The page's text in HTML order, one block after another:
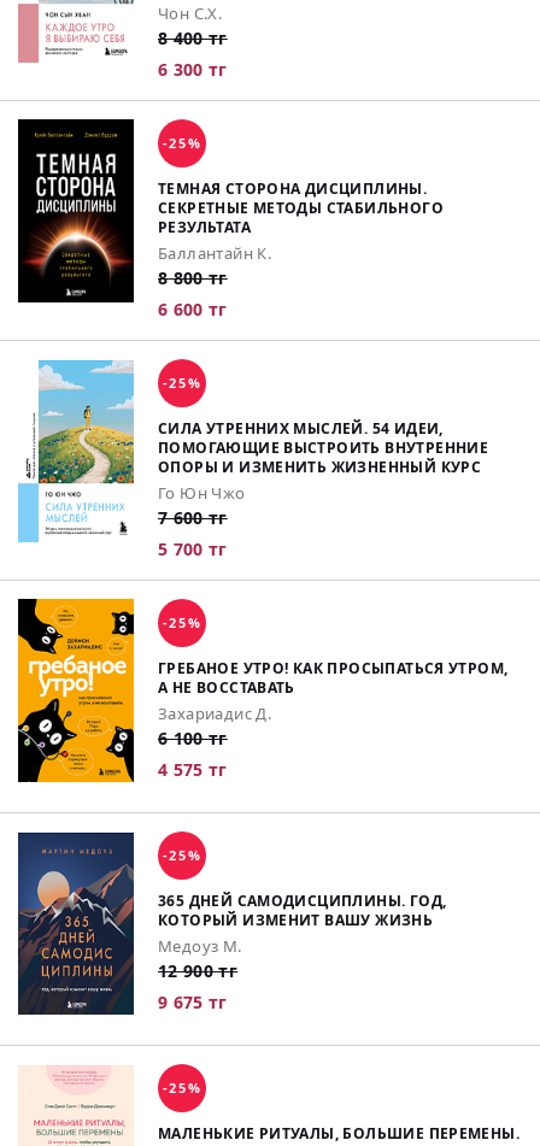
Чон С.Х.
8 400 тг
6 300 тг
-25%
ТЕМНАЯ СТОРОНА ДИСЦИПЛИНЫ.
СЕКРЕТНЫЕ МЕТОДЫ СТАБИЛЬНОГО
РЕЗУЛЬТАТА
Баллантайн К.
8 800 тг
6 600 тг
-25%
СИЛА УТРЕННИХ МЫСЛЕЙ. 54 ИДЕИ,
ПОМОГАЮЩИЕ ВЫСТРОИТЬ ВНУТРЕННИЕ
ОПОРЫ И ИЗМЕНИТЬ ЖИЗНЕННЫЙ КУРС
Го Юн Чжо
7 600 тг
5 700 тг
-25%
ГРЕБАНОЕ УТРО! КАК ПРОСЫПАТЬСЯ УТРОМ,
А НЕ ВОССТАВАТЬ
Захариадис Д.
6 100 тг
4 575 тг
-25%
365 ДНЕЙ САМОДИСЦИПЛИНЫ. ГОД,
КОТОРЫЙ ИЗМЕНИТ ВАШУ ЖИЗНЬ
Медоуз М.
12 900 тг
9 675 тг
-25%
МАЛЕНЬКИЕ РИТУАЛЫ, БОЛЬШИЕ ПЕРЕМЕНЫ.